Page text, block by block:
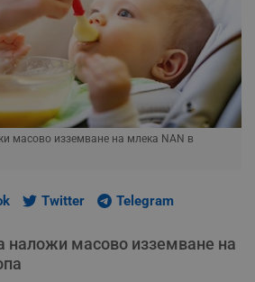
масово изземване на млека NAN в
Twitter Telegram
наложи масово изземване на